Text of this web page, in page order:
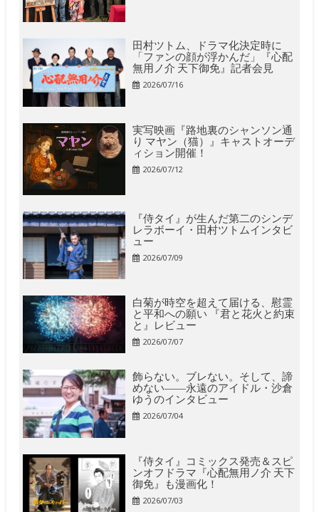
田村ツトム、ドラマ化決定時に
「ファンの顔が浮かんだ」『心配
無用ノ介 天下御免』記者会見
2026/07/16
実写映画『路地裏のシャンソン通
り マヤン（猫）』キャストオーデ
ィション開催！
2026/07/12
『侍タイ』が生んだ第二のシンデ
レラボーイ・田村ツトムインタビ
ュー
2026/07/09
白菊が時空を超えて届ける、慰霊
と平和への願い 『君と花火と約束
と』レビュー
2026/07/07
飾らない。ブレない。そして、諦
めない――永遠のアイドル・沙倉
ゆうのインタビュー
2026/07/04
『侍タイ』コミックス発売＆スピ
ンオフドラマ『心配無用ノ介 天下
御免』も漫画化！
2026/07/03